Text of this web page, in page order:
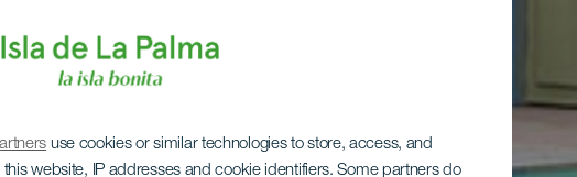
use cookies or similar technologies to store, access, and
website, IP addresses and cookie identifiers. Some partners do